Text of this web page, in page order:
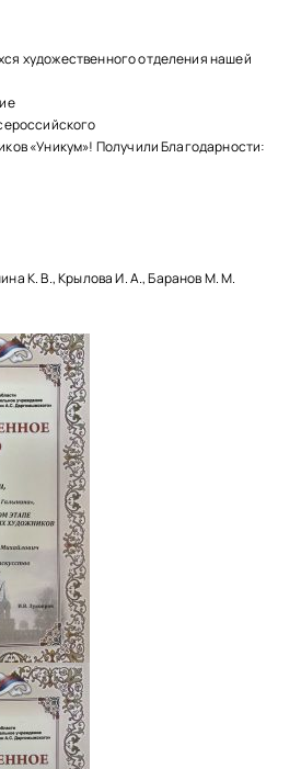
О ПРИЕМЕ
ОБ ОО
художественного отделения нашей
«Уникум»! Получили Благодарности:
К. В., Крылова И. А., Баранов М. М.